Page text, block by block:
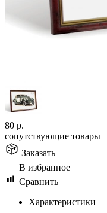
80 р.
сопутствующие товары
Заказать
В избранное
Сравнить
Характеристики